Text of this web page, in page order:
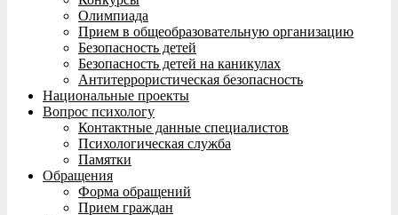
Олимпиада
Прием в общеобразовательную организацию
Безопасность детей
Безопасность детей на каникулах
Антитеррористическая безопасность
Национальные проекты
Вопрос психологу
Контактные данные специалистов
Психологическая служба
Памятки
Обращения
Форма обращений
Прием граждан